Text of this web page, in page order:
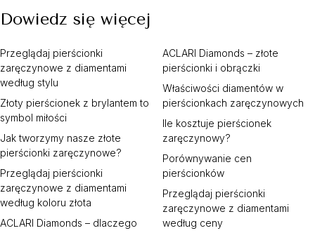
Dowiedz się więcej
Przeglądaj pierścionki
zaręczynowe z diamentami
według stylu
Złoty pierścionek z brylantem to
symbol miłości
Jak tworzymy nasze złote
pierścionki zaręczynowe?
Przeglądaj pierścionki
zaręczynowe z diamentami
według koloru złota
ACLARI Diamonds – dlaczego
ACLARI Diamonds – złote
pierścionki i obrączki
Właściwości diamentów w
pierścionkach zaręczynowych
Ile kosztuje pierścionek
zaręczynowy?
Porównywanie cen
pierścionków
Przeglądaj pierścionki
zaręczynowe z diamentami
według ceny